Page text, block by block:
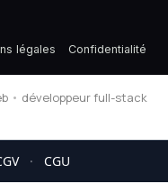
légales Confidentialité
• développeur full-stack
· CGU